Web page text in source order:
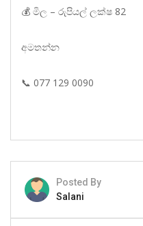
💰 මිල – රුපියල් ලක්ෂ 82
අමතන්න
📞 077 129 0090
Posted By
Salani